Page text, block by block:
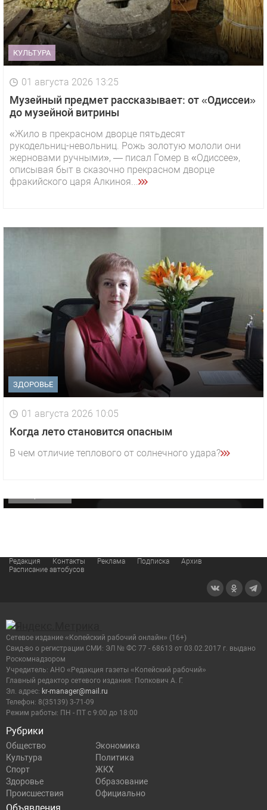
КУЛЬТУРА
01 августа 2026 13:25
Музейный предмет рассказывает: от «Одиссеи»
до музейной витрины
«Жило в прекрасном дворце пятьдесят
рукодельниц-невольниц. Рожь золотую мололи они
жерновами ручными», — писал Гомер в «Одиссее»,
описывая быт в сказочно прекрасном дворце
фракийского царя Алкиноя...
ЗДОРОВЬЕ
01 августа 2026 10:05
Когда лето становится опасным
В чем отличие теплового от солнечного удара?
«Звезда» Метрана стала главным героем нового
Редакция Контакты Реклама Подписка
Архив
Расписание автобусов
Рубрики
Общество
Экономика
Культура
Политика
Спорт
ЖКХ
Здоровье
Образование
Происшествия
Официально
Сетевое издание «Копейский рабочий онлайн» (16+)
Cвид-во о регистрации СМИ: ЭЛ № ФС 77 - 68613 от 03.02.2017 г. выдано
Роскомнадзором
Учредитель: АНО «Редакция газеты «Копейский рабочий»
Главный редактор сетевого издания: Попкович А. Г.
Эл. адрес: kr-manager@mail.ru
Телефон: 8(35139) 3-71-09
Режим работы: ПН - ПТ с 9:00 до 18:00